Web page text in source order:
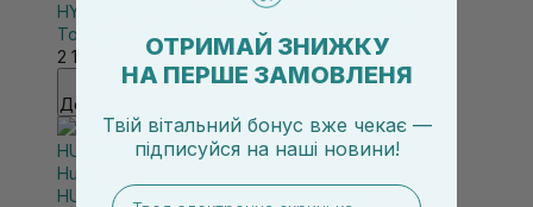
HYDROPEPTIDE Pre-Treatment Toner 200 мл
Тонізуючий лосьйон
2 108₴
Додати в кошик
Hugs
HUGS Mini Annona Calming Liquid 5 мл
ОТРИМАЙ ЗНИЖКУ
НА ПЕРШЕ ЗАМОВЛЕНЯ
Твій вітальний бонус вже чекає —
підписуйся на наші новини!
email